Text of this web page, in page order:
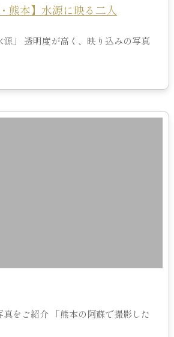
熊本】水源に映る二人
源」 透明度が高く、映り込みの写真
をご紹介 「熊本の阿蘇で撮影した